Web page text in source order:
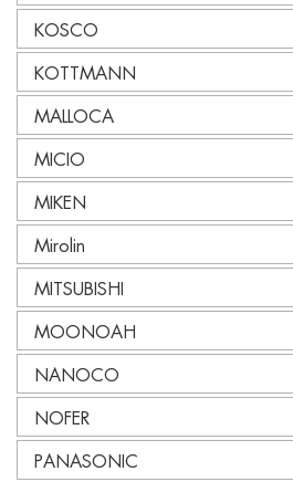
KOSCO
KOTTMANN
MALLOCA
MICIO
MIKEN
Mirolin
MITSUBISHI
MOONOAH
NANOCO
NOFER
PANASONIC